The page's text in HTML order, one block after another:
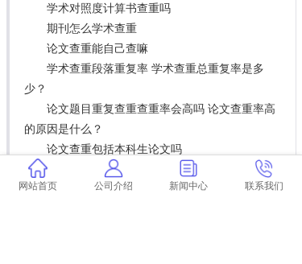
学术对照度计算书查重吗
期刊怎么学术查重
论文查重能自己查嘛
学术查重段落重复率 学术查重总重复率是多
少？
论文题目重复查重查重率会高吗 论文查重率高
的原因是什么？
论文查重包括本科生论文吗
论文查重会查本身的重复 毕业论文查重与自己
发表的小论文重复该怎么办？
网站首页 公司介绍 新闻中心 联系我们